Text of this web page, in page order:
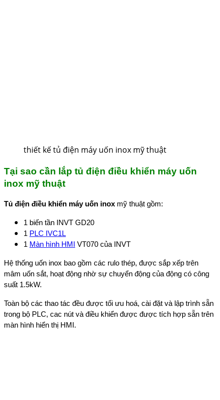
thiết kế tủ điện máy uốn inox mỹ thuật
Tại sao cần lắp tủ điện điều khiển máy uốn
inox mỹ thuật
Tủ điện điều khiển máy uốn inox mỹ thuật gồm:
1 biến tần INVT GD20
1 PLC IVC1L
1 Màn hình HMI VT070 của INVT
Hệ thống uốn inox bao gồm các rulo thép, được sắp xếp trên
mâm uốn sắt, hoạt động nhờ sự chuyển động của động có công
suất 1.5kW.
Toàn bộ các thao tác đều được tối ưu hoá, cài đặt và lập trình sẵn
trong bộ PLC, cac nút và điều khiển được được tích hợp sẵn trên
màn hình hiển thị HMI.